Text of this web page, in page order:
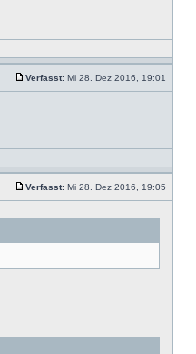
Verfasst: Mi 28. Dez 2016, 19:01
Verfasst: Mi 28. Dez 2016, 19:05